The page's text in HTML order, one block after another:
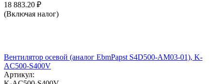
18 883.20 ₽
(Включая налог)
Вентилятор осевой (аналог EbmPapst S4D500-AM03-01), K-
AC500-S400V
Артикул: